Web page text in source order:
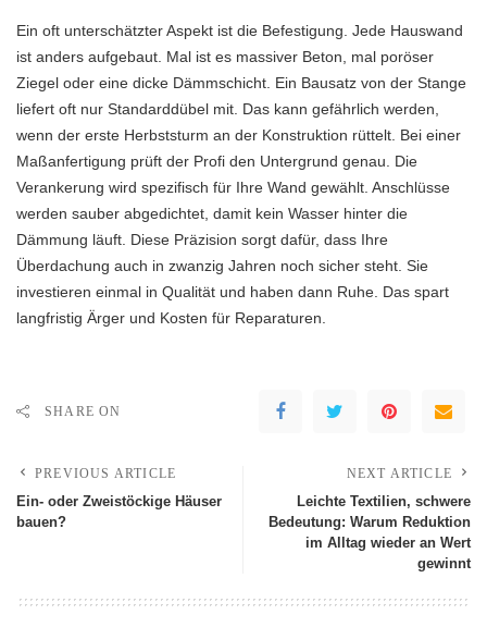
Ein oft unterschätzter Aspekt ist die Befestigung. Jede Hauswand
ist anders aufgebaut. Mal ist es massiver Beton, mal poröser
Ziegel oder eine dicke Dämmschicht. Ein Bausatz von der Stange
liefert oft nur Standarddübel mit. Das kann gefährlich werden,
wenn der erste Herbststurm an der Konstruktion rüttelt. Bei einer
Maßanfertigung prüft der Profi den Untergrund genau. Die
Verankerung wird spezifisch für Ihre Wand gewählt. Anschlüsse
werden sauber abgedichtet, damit kein Wasser hinter die
Dämmung läuft. Diese Präzision sorgt dafür, dass Ihre
Überdachung auch in zwanzig Jahren noch sicher steht. Sie
investieren einmal in Qualität und haben dann Ruhe. Das spart
langfristig Ärger und Kosten für Reparaturen.
SHARE ON
PREVIOUS ARTICLE
Ein- oder Zweistöckige Häuser
bauen?
NEXT ARTICLE
Leichte Textilien, schwere
Bedeutung: Warum Reduktion
im Alltag wieder an Wert
gewinnt